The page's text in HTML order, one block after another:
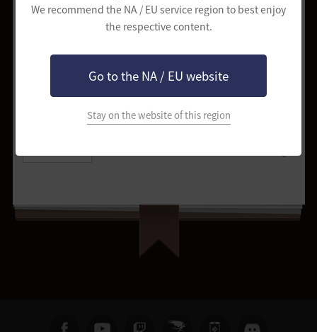
We recommend the NA / EU service region to best enjoy
the respective content.
Go to the NA / EU website
Stay on the website of this region
克羅恩石 200個
17.00%
克羅恩石 300個
分享